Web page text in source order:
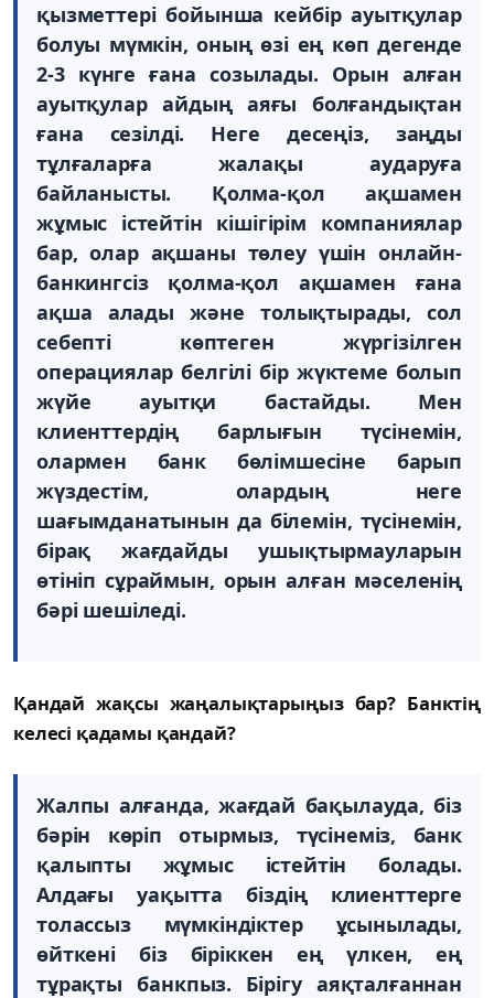
қызметтері бойынша кейбір ауытқулар
болуы мүмкін, оның өзі ең көп дегенде
2-3 күнге ғана созылады. Орын алған
ауытқулар айдың аяғы болғандықтан
ғана сезілді. Неге десеңіз, заңды
тұлғаларға жалақы аударуға
байланысты. Қолма-қол ақшамен
жұмыс істейтін кішігірім компаниялар
бар, олар ақшаны төлеу үшін онлайн-
банкингсіз қолма-қол ақшамен ғана
ақша алады және толықтырады, сол
себепті көптеген жүргізілген
операциялар белгілі бір жүктеме болып
жүйе ауытқи бастайды. Мен
клиенттердің барлығын түсінемін,
олармен банк бөлімшесіне барып
жүздестім, олардың неге
шағымданатынын да білемін, түсінемін,
бірақ жағдайды ушықтырмауларын
өтініп сұраймын, орын алған мәселенің
бәрі шешіледі.
Қандай жақсы жаңалықтарыңыз бар? Банктің
келесі қадамы қандай?
Жалпы алғанда, жағдай бақылауда, біз
бәрін көріп отырмыз, түсінеміз, банк
қалыпты жұмыс істейтін болады.
Алдағы уақытта біздің клиенттерге
толассыз мүмкіндіктер ұсынылады,
өйткені біз біріккен ең үлкен, ең
тұрақты банкпыз. Бірігу аяқталғаннан